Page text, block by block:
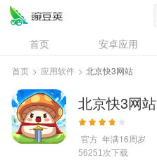
首页 安卓应用
资讯
专题
问答
首页 > 应用软件 > 北京快3网站
北京快3网站
官方 年满16周岁
56251次下载